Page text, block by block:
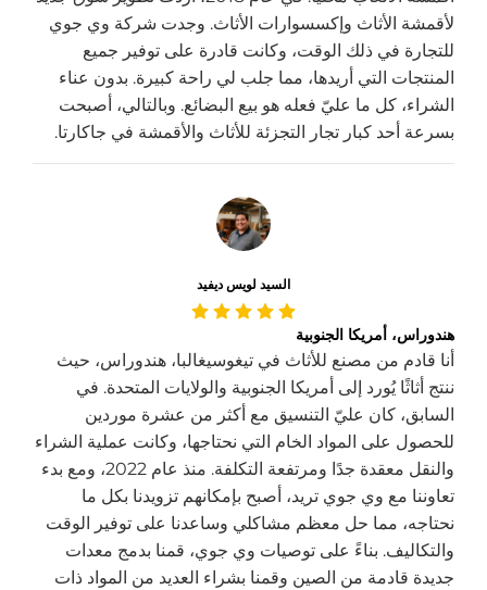
لأقمشة الأثاث وإكسسوارات الأثاث. وجدت شركة وي جوي
للتجارة في ذلك الوقت، وكانت قادرة على توفير جميع
المنتجات التي أريدها، مما جلب لي راحة كبيرة. بدون عناء
الشراء، كل ما عليّ فعله هو بيع البضائع. وبالتالي، أصبحت
بسرعة أحد كبار تجار التجزئة للأثاث والأقمشة في جاكارتا.
السيد لويس ديفيد
هندوراس، أمريكا الجنوبية
أنا قادم من مصنع للأثاث في تيغوسيغالبا، هندوراس، حيث
ننتج أثاثًا يُورد إلى أمريكا الجنوبية والولايات المتحدة. في
السابق، كان عليّ التنسيق مع أكثر من عشرة موردين
للحصول على المواد الخام التي نحتاجها، وكانت عملية الشراء
والنقل معقدة جدًا ومرتفعة التكلفة. منذ عام 2022، ومع بدء
تعاوننا مع وي جوي تريد، أصبح بإمكانهم تزويدنا بكل ما
نحتاجه، مما حل معظم مشاكلي وساعدنا على توفير الوقت
والتكاليف. بناءً على توصيات وي جوي، قمنا بدمج معدات
جديدة قادمة من الصين وقمنا بشراء العديد من المواد ذات